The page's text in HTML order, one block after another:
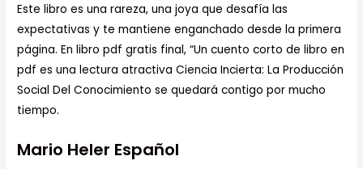
Este libro es una rareza, una joya que desafía las
expectativas y te mantiene enganchado desde la primera
página. En libro pdf gratis final, “Un cuento corto de libro en
pdf es una lectura atractiva Ciencia Incierta: La Producción
Social Del Conocimiento se quedará contigo por mucho
tiempo.
Mario Heler Español